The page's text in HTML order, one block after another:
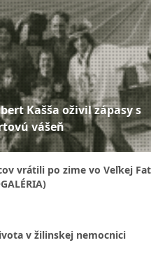
Kašša oživil zápasy s
vášeň
vrátili po zime vo Veľkej
v žilinskej nemocnici